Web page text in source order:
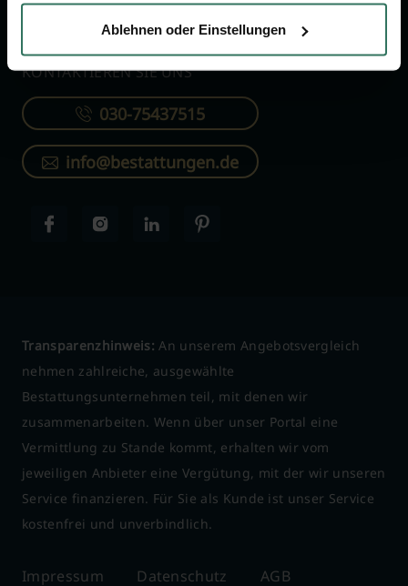
Ablehnen oder Einstellungen
KONTAKTIEREN SIE UNS
030-75437515
info@bestattungen.de
Transparenzhinweis: An unserem Angebotsvergleich
nehmen zahlreiche, ausgewählte
Bestattungsunternehmen teil, mit denen wir
zusammenarbeiten. Wenn über unser Portal eine
Vermittlung zu Stande kommt, erhalten wir vom
jeweiligen Anbieter eine Vergütung, mit der wir unseren
Service finanzieren. Für Sie als Kunde ist unser Service
kostenfrei und unverbindlich.
Impressum Datenschutz AGB